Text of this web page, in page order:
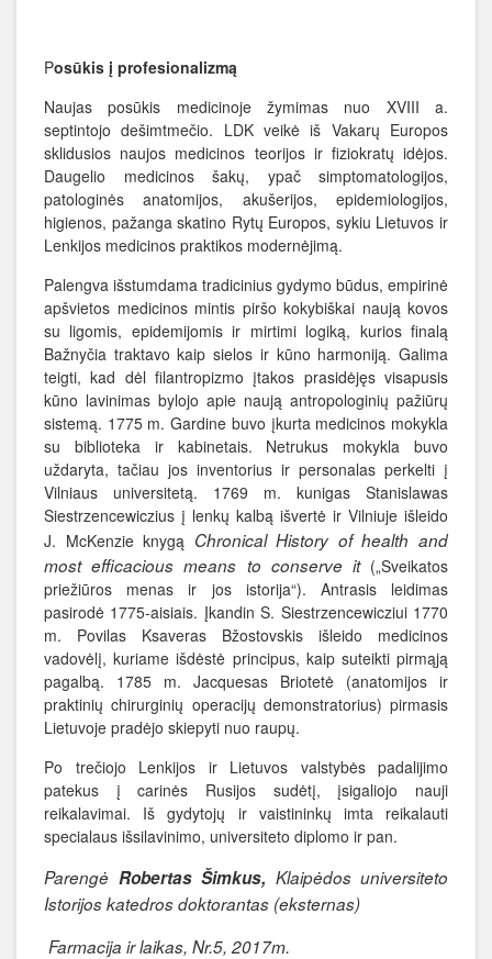
Posūkis į profesionalizmą
Naujas posūkis medicinoje žymimas nuo XVIII a.
septintojo dešimtmečio. LDK veikė iš Vakarų Europos
sklidusios naujos medicinos teorijos ir fiziokratų idėjos.
Daugelio medicinos šakų, ypač simptomatologijos,
patologinės anatomijos, akušerijos, epidemiologijos,
higienos, pažanga skatino Rytų Europos, sykiu Lietuvos ir
Lenkijos medicinos praktikos modernėjimą.
Palengva išstumdama tradicinius gydymo būdus, empirinė
apšvietos medicinos mintis piršo kokybiškai naują kovos
su ligomis, epidemijomis ir mirtimi logiką, kurios finalą
Bažnyčia traktavo kaip sielos ir kūno harmoniją. Galima
teigti, kad dėl filantropizmo įtakos prasidėjęs visapusis
kūno lavinimas bylojo apie naują antropologinių pažiūrų
sistemą. 1775 m. Gardine buvo įkurta medicinos mokykla
su biblioteka ir kabinetais. Netrukus mokykla buvo
uždaryta, tačiau jos inventorius ir personalas perkelti į
Vilniaus universitetą. 1769 m. kunigas Stanislawas
Siestrzencewiczius į lenkų kalbą išvertė ir Vilniuje išleido
J. McKenzie knygą Chronical History of health and
most efficacious means to conserve it („Sveikatos
priežiūros menas ir jos istorija“). Antrasis leidimas
pasirodė 1775-aisiais. Įkandin S. Siestrzencewicziui 1770
m. Povilas Ksaveras Bžostovskis išleido medicinos
vadovėlį, kuriame išdėstė principus, kaip suteikti pirmąją
pagalbą. 1785 m. Jacquesas Briotetė (anatomijos ir
praktinių chirurginių operacijų demonstratorius) pirmasis
Lietuvoje pradėjo skiepyti nuo raupų.
Po trečiojo Lenkijos ir Lietuvos valstybės padalijimo
patekus į carinės Rusijos sudėtį, įsigaliojo nauji
reikalavimai. Iš gydytojų ir vaistininkų imta reikalauti
specialaus išsilavinimo, universiteto diplomo ir pan.
Parengė Robertas Šimkus, Klaipėdos universiteto
Istorijoskatedros doktorantas (eksternas)
Farmacija ir laikas, Nr.5, 2017m.